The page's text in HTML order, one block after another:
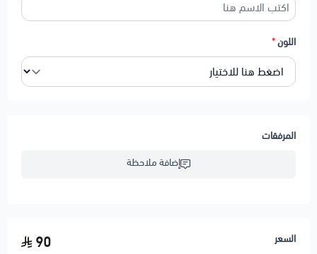
اللون*
المرفقات
إضافة ملاحظة
السعر 90